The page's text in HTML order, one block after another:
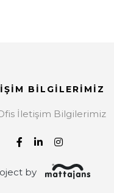
BİLGİLERİMİZ
İletişim Bilgilerimiz
by